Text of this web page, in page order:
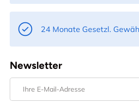
24 Monate Gesetzl.
Newsletter